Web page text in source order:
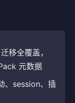
移全覆盖，
元数据
、session、插